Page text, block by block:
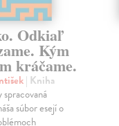
Odkiaľ
Kým
kráčame.
| Kniha
súbor esejí o